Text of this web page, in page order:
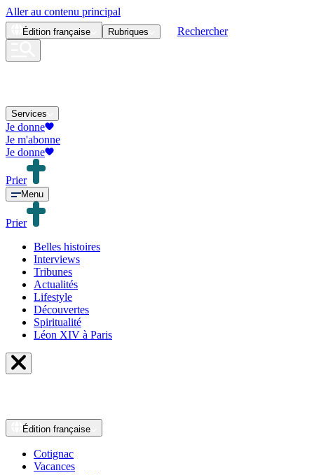
Aller au contenu principal
Édition française Rubriques Rechercher
Services
Je donne
Je m'abonne
Je donne
Prier
Menu
Prier
Belles histoires
Interviews
Tribunes
Actualités
Lifestyle
Découvertes
Spiritualité
Léon XIV à Paris
Édition française
Cotignac
Vacances